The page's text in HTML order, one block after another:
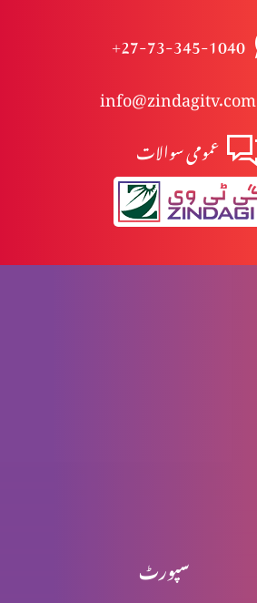
+27-73-345-1040
info@zindagitv.com
عمومی سوالات
سپورٹ